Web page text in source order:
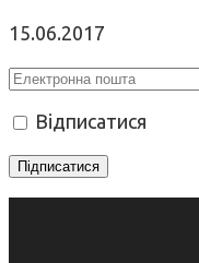
15.06.2017
Відписатися